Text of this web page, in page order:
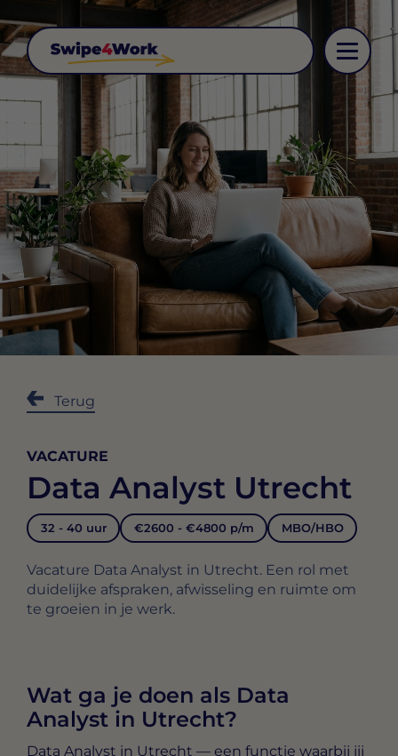
Terug
VACATURE
Data Analyst Utrecht
32 - 40 uur €2600 - €4800 p/m MBO/HBO
Vacature Data Analyst in Utrecht. Een rol met
duidelijke afspraken, afwisseling en ruimte om
te groeien in je werk.
Wat ga je doen als Data
Analyst in Utrecht?
Data Analyst in Utrecht — een functie waarbij jij